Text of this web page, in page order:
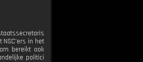
NSC'ers in het
bereikt ook
politici